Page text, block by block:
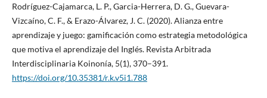
Rodríguez-Cajamarca, L. P., Garcia-Herrera, D. G., Guevara-
Vizcaíno, C. F., & Erazo-Álvarez, J. C. (2020). Alianza entre
aprendizaje y juego: gamificación como estrategia metodológica
que motiva el aprendizaje del Inglés. Revista Arbitrada
Interdisciplinaria Koinonía, 5(1), 370–391.
https://doi.org/10.35381/r.k.v5i1.788